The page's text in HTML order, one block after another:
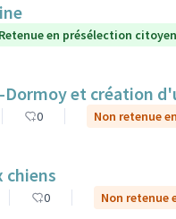
Retenue en présélection
et création
0 Non retenue
chiens
0 Non retenue